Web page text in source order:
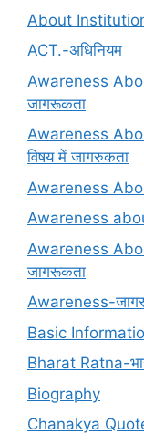
About
ACT.-अधिनियम
Awareness
जागरूकता
Awareness
विषय में जागरुकता
Awareness
Awareness
Awareness
जागरूकता
Awareness-
Basic
Bharat Ratna-
Biography
Chanakya